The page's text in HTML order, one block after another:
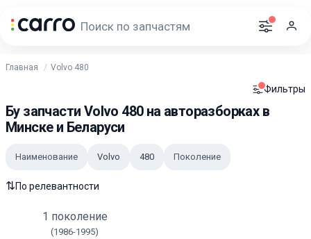
Главная Volvo 480
Фильтры
Бу запчасти Volvo 480 на авторазборках в
Минске и Беларуси
Наименование Volvo 480 Поколение
⇅По релевантности
1 поколение
(1986-1995)